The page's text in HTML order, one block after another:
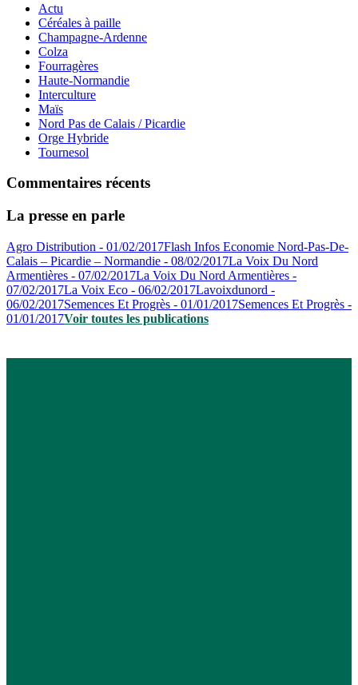
Actu
Céréales à paille
Champagne-Ardenne
Colza
Fourragères
Haute-Normandie
Interculture
Maïs
Nord Pas de Calais / Picardie
Orge Hybride
Tournesol
Commentaires récents
La presse en parle
Agro Distribution - 01/02/2017Flash Infos Economie Nord-Pas-De-
Calais – Picardie – Normandie - 08/02/2017La Voix Du Nord
Armentières - 07/02/2017La Voix Du Nord Armentières -
07/02/2017La Voix Eco - 06/02/2017Lavoixdunord -
06/02/2017Semences Et Progrès - 01/01/2017Semences Et Progrès -
01/01/2017Voir toutes les publications